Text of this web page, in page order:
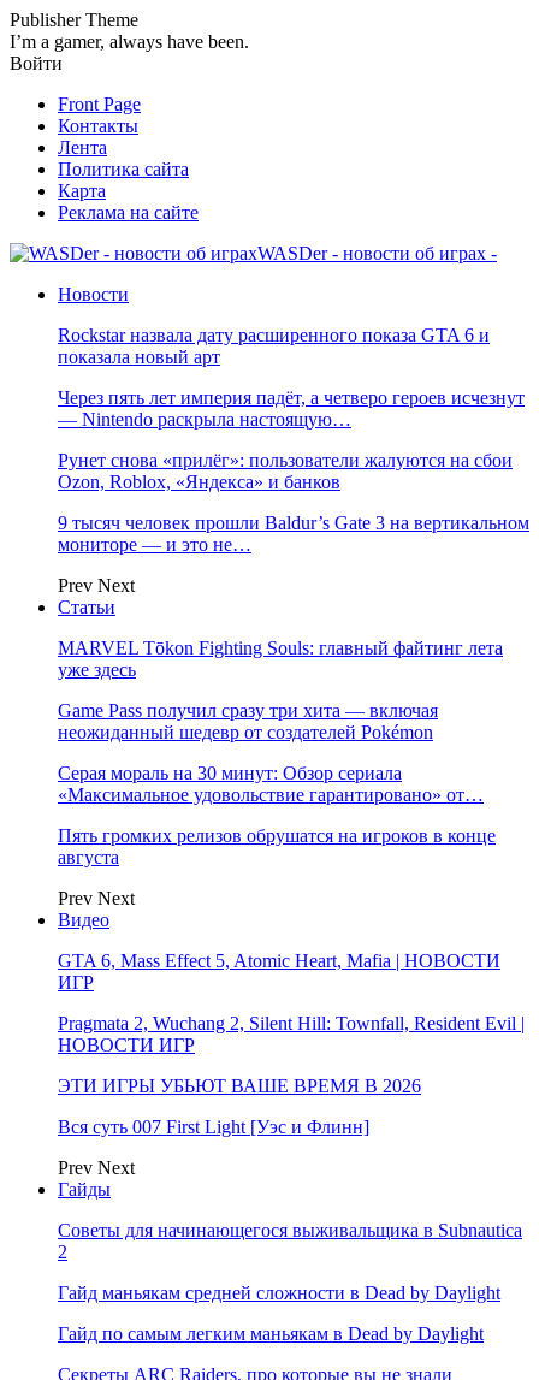
Publisher Theme
I’m a gamer, always have been.
Войти
Front Page
Контакты
Лента
Политика сайта
Карта
Реклама на сайте
WASDer - новости об играх -
Новости
Rockstar назвала дату расширенного показа GTA 6 и
показала новый арт
Через пять лет империя падёт, а четверо героев исчезнут
— Nintendo раскрыла настоящую…
Рунет снова «прилёг»: пользователи жалуются на сбои
Ozon, Roblox, «Яндекса» и банков
9 тысяч человек прошли Baldur’s Gate 3 на вертикальном
мониторе — и это не…
Prev Next
Статьи
MARVEL Tōkon Fighting Souls: главный файтинг лета
уже здесь
Game Pass получил сразу три хита — включая
неожиданный шедевр от создателей Pokémon
Серая мораль на 30 минут: Обзор сериала
«Максимальное удовольствие гарантировано» от…
Пять громких релизов обрушатся на игроков в конце
августа
Prev Next
Видео
GTA 6, Mass Effect 5, Atomic Heart, Mafia | НОВОСТИ
ИГР
Pragmata 2, Wuchang 2, Silent Hill: Townfall, Resident Evil |
НОВОСТИ ИГР
ЭТИ ИГРЫ УБЬЮТ ВАШЕ ВРЕМЯ В 2026
Вся суть 007 First Light [Уэс и Флинн]
Prev Next
Гайды
Советы для начинающегося выживальщика в Subnautica
2
Гайд маньякам средней сложности в Dead by Daylight
Гайд по самым легким маньякам в Dead by Daylight
Секреты ARC Raiders, про которые вы не знали